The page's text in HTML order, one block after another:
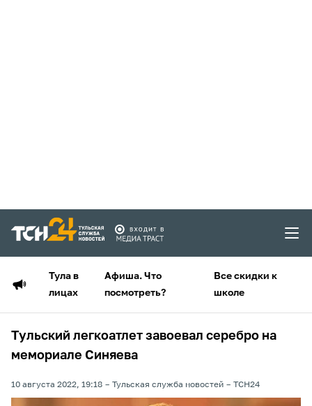
Тула в
лицах
Афиша. Что
посмотреть?
Все скидки к
школе
Тульский легкоатлет завоевал серебро на
мемориале Синяева
10 августа 2022, 19:18 Тульская служба новостей ТСН24